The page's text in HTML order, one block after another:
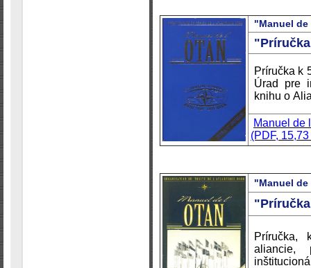
"Manuel de
Príručka k
Úrad pre
knihu o
Manuel de
(PDF,
"Manuel de
Príručka,
aliancie,